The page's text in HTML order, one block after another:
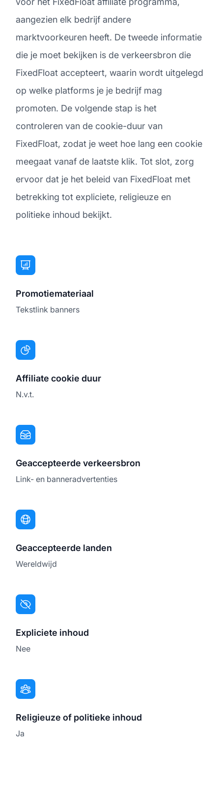
aangezien elk bedrijf andere
marktvoorkeuren heeft. De tweede informatie
die je moet bekijken is de verkeersbron die
FixedFloat accepteert, waarin wordt uitgelegd
op welke platforms je je bedrijf mag
promoten. De volgende stap is het
controleren van de cookie-duur van
FixedFloat, zodat je weet hoe lang een cookie
meegaat vanaf de laatste klik. Tot slot, zorg
ervoor dat je het beleid van FixedFloat met
betrekking tot expliciete, religieuze en
politieke inhoud bekijkt.
Promotiemateriaal
Tekstlink banners
Affiliate cookie duur
N.v.t.
Geaccepteerde verkeersbron
Link- en banneradvertenties
Geaccepteerde landen
Wereldwijd
Expliciete inhoud
Nee
Religieuze of politieke inhoud
Ja